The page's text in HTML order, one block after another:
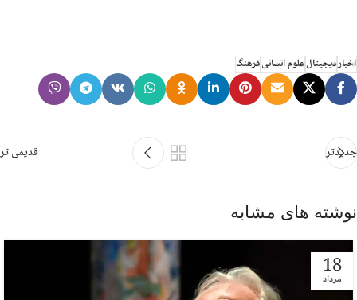
اخباردیجیتالعلوم انسانیفرهنگ
جدیدتر قدیمی تر
نوشته های مشابه
18
مرداد